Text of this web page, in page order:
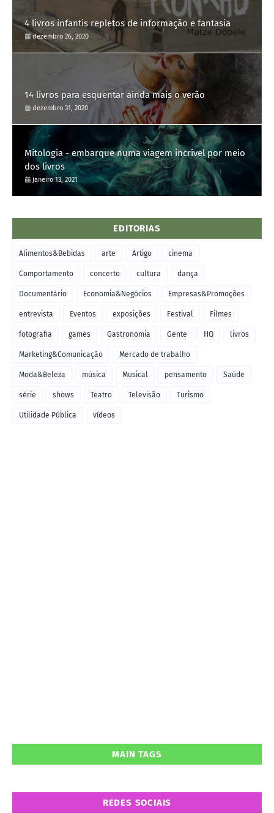
4 livros infantis repletos de informação e fantasia
dezembro 26, 2020
14 livros para esquentar ainda mais o verão
dezembro 31, 2020
Mitologia - embarque numa viagem incrível por meio
dos livros
janeiro 13, 2021
EDITORIAS
Alimentos&Bebidas arte Artigo cinema
Comportamento concerto cultura dança
Documentário Economia&Negócios Empresas&Promoções
entrevista Eventos exposições Festival Filmes
fotografia games Gastronomia Gente HQ livros
Marketing&Comunicação Mercado de trabalho
Moda&Beleza música Musical pensamento Saúde
série shows Teatro Televisão Turismo
Utilidade Pública vídeos
MAIN TAGS
REDES SOCIAIS